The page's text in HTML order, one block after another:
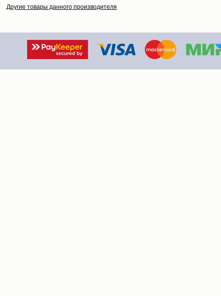
Другие товары данного производителя